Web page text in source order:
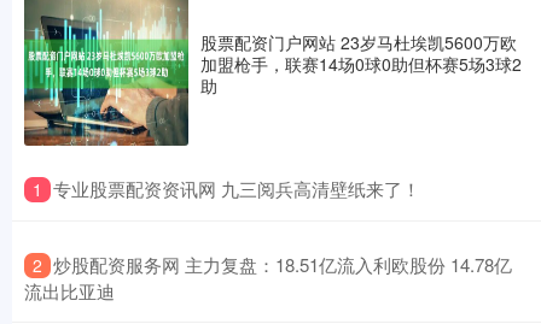
股票配资门户网站 23岁马杜埃凯5600万欧
加盟枪手，联赛14场0球0助但杯赛5场3球2
助
1 ​专业股票配资资讯网 九三阅兵高清壁纸来了！
2 ​炒股配资服务网 主力复盘：18.51亿流入利欧股份 14.78亿
流出比亚迪